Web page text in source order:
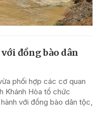
đồng bào dân
phối hợp các cơ quan
Khánh Hòa tổ chức
với đồng bào dân tộc,